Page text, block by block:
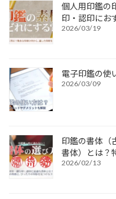
個人用印鑑の
印・認印にお
2026/03/19
電子印鑑の使
2026/03/09
印鑑の書体（
書体）とは？
2026/02/13